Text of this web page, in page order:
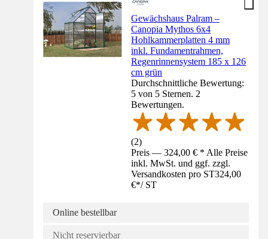
Gewächshaus Palram –
Canopia Mythos 6x4
Hohlkammerplatten 4 mm
inkl. Fundamentrahmen,
Regenrinnensystem 185 x 126
cm grün
Durchschnittliche Bewertung:
5 von 5 Sternen. 2
Bewertungen.
(2)
Preis — 324,00 € * Alle Preise
inkl. MwSt. und ggf. zzgl.
Versandkosten pro ST324,00
€*/ ST
Online bestellbar
Nicht reservierbar